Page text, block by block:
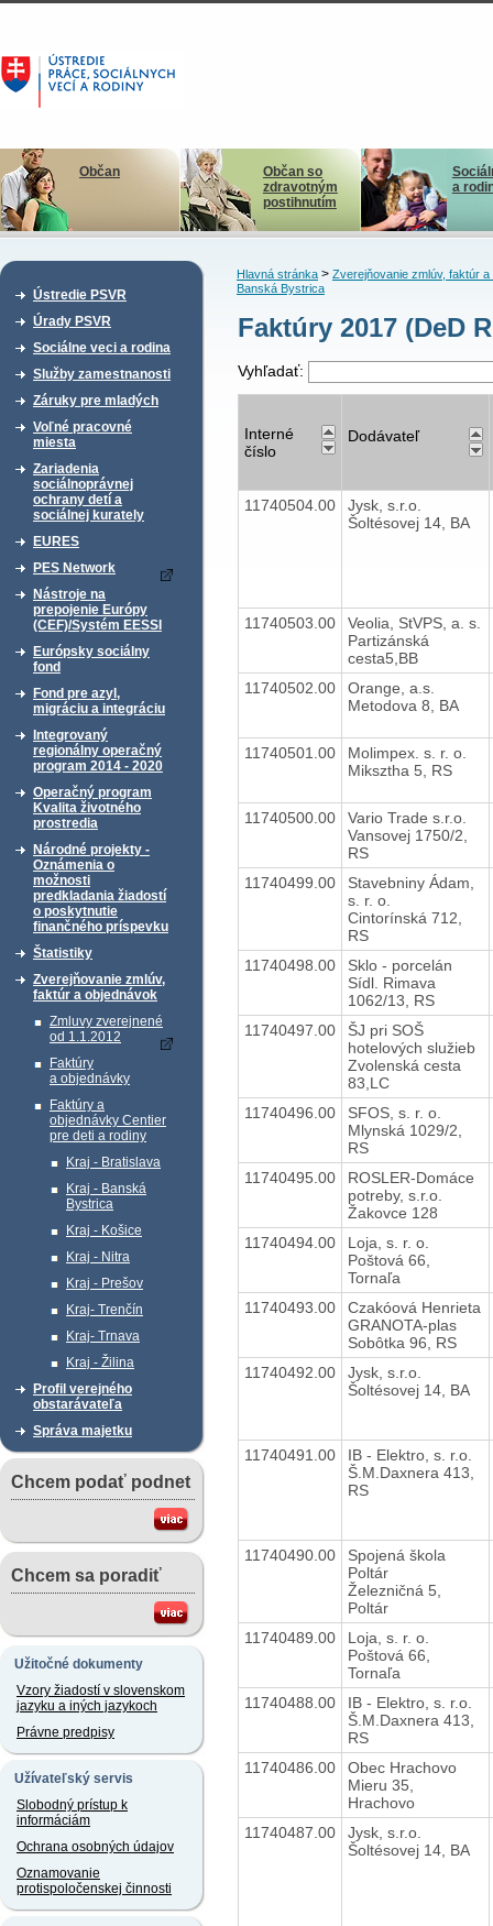
Občan
Občan so
zdravotným
postihnutím
a
Ústredie PSVR
Úrady PSVR
Sociálne veci a rodina
Služby zamestnanosti
Záruky pre mladých
Voľné pracovné
miesta
Zariadenia
sociálnoprávnej
ochrany detí a
sociálnej kurately
EURES
PES Network
Nástroje na
prepojenie Európy
(CEF)/Systém EESSI
Európsky sociálny
fond
Fond pre azyl,
migráciu a integráciu
Integrovaný
regionálny operačný
program 2014 - 2020
Operačný program
Kvalita životného
prostredia
Národné projekty -
Oznámenia o
možnosti
predkladania žiadostí
o poskytnutie
finančného príspevku
Štatistiky
Zverejňovanie zmlúv,
faktúr a objednávok
Zmluvy zverejnené
od 1.1.2012
Faktúry
a objednávky
Faktúry a
objednávky Centier
pre deti a rodiny
Kraj - Bratislava
Kraj - Banská
Bystrica
Kraj - Košice
Kraj - Nitra
Kraj - Prešov
Kraj- Trenčín
Kraj- Trnava
Kraj - Žilina
Profil verejného
obstarávateľa
Správa majetku
Chcem podať podnet
Chcem sa poradiť
Užitočné dokumenty
Vzory žiadostí v slovenskom
jazyku a iných jazykoch
Právne predpisy
Užívateľský servis
Slobodný prístup k
informáciám
Ochrana osobných údajov
Oznamovanie
protispoločenskej činnosti
Hlavná stránka> Zverejňovanie zmlúv, faktúr a
Banská Bystrica
Faktúry 2017 (DeD
Vyhľadať:
Interné
číslo
Dodávateľ
11740504.00
Jysk, s.r.o.
Šoltésovej 14, BA
11740503.00
Veolia, StVPS, a. s.
Partizánská
cesta5,BB
11740502.00
Orange, a.s.
Metodova 8, BA
11740501.00
Molimpex. s. r. o.
Miksztha 5, RS
11740500.00
Vario Trade s.r.o.
Vansovej 1750/2,
RS
11740499.00
Stavebniny Ádam,
s. r. o.
Cintorínská 712,
RS
11740498.00
Sklo - porcelán
Sídl. Rimava
1062/13, RS
11740497.00
ŠJ pri SOŠ
hotelových služieb
Zvolenská cesta
83,LC
11740496.00
SFOS, s. r. o.
Mlynská 1029/2,
RS
11740495.00
ROSLER-Domáce
potreby, s.r.o.
Žakovce 128
11740494.00
Loja, s. r. o.
Poštová 66,
Tornaľa
11740493.00
Czakóová Henrieta
GRANOTA-plas
Sobôtka 96, RS
11740492.00
Jysk, s.r.o.
Šoltésovej 14, BA
11740491.00
IB - Elektro, s. r.o.
Š.M.Daxnera 413,
RS
11740490.00
Spojená škola
Poltár
Železničná 5,
Poltár
11740489.00
Loja, s. r. o.
Poštová 66,
Tornaľa
11740488.00
IB - Elektro, s. r.o.
Š.M.Daxnera 413,
RS
11740486.00
Obec Hrachovo
Mieru 35,
Hrachovo
11740487.00
Jysk, s.r.o.
Šoltésovej 14, BA